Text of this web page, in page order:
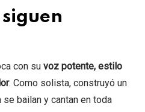
con su voz potente, estilo
. Como solista, construyó un
bailan y cantan en toda